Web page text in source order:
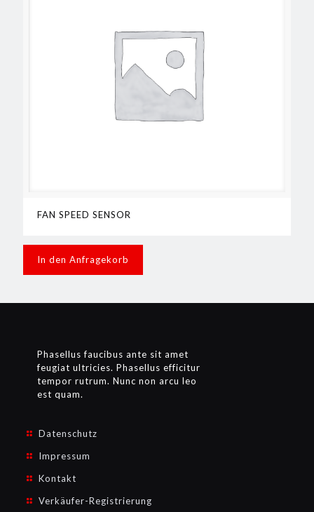
FAN SPEED SENSOR
In den Anfragekorb
Phasellus faucibus ante sit amet
feugiat ultricies. Phasellus efficitur
tempor rutrum. Nunc non arcu leo
est quam.
Datenschutz
Impressum
Kontakt
Verkäufer-Registrierung